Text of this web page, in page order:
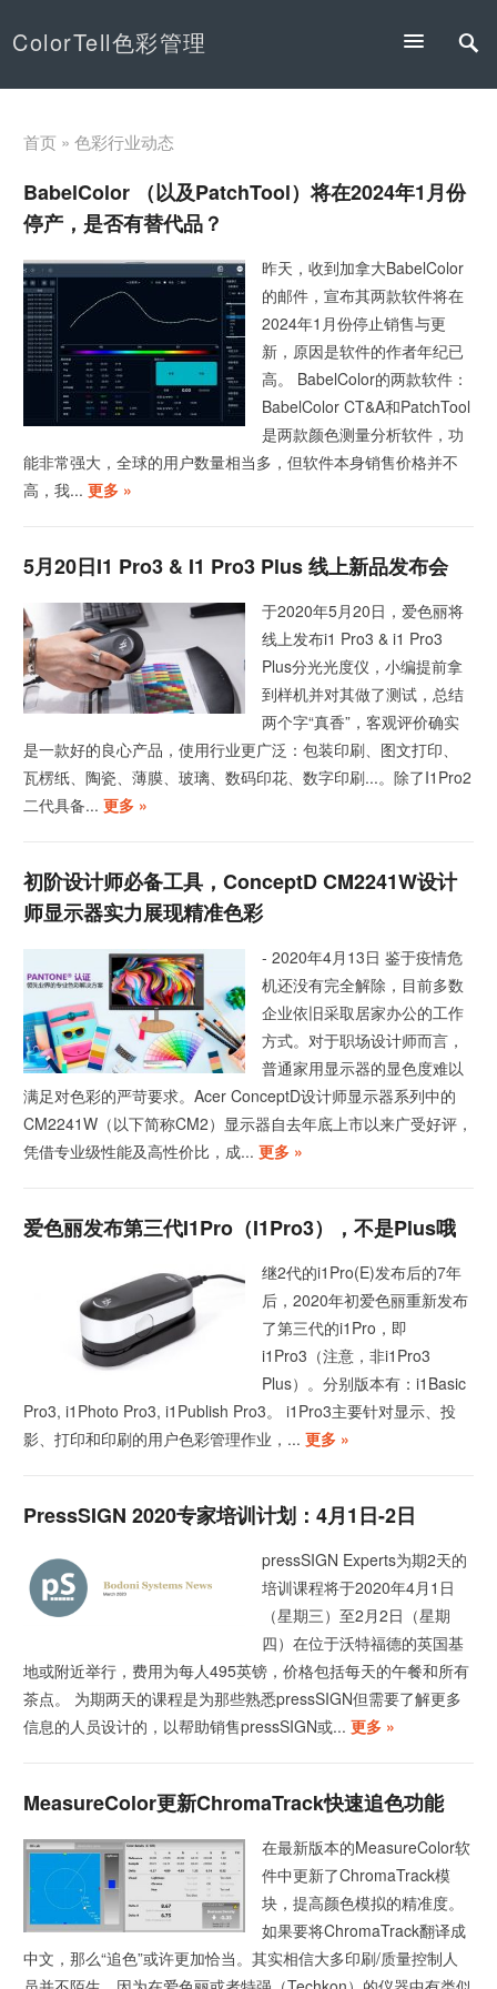
ColorTell色彩管理
首页 » 色彩行业动态
BabelColor （以及PatchTool）将在2024年1月份
停产，是否有替代品？
昨天，收到加拿大BabelColor
的邮件，宣布其两款软件将在
2024年1月份停止销售与更
新，原因是软件的作者年纪已
高。 BabelColor的两款软件：
BabelColor CT&A和PatchTool
是两款颜色测量分析软件，功
能非常强大，全球的用户数量相当多，但软件本身销售价格并不
高，我...更多 »
5月20日i1 Pro3 & I1 Pro3 Plus 线上新品发布会
于2020年5月20日，爱色丽将
线上发布i1 Pro3 & i1 Pro3
Plus分光光度仪，小编提前拿
到样机并对其做了测试，总结
两个字“真香”，客观评价确实
是一款好的良心产品，使用行业更广泛：包装印刷、图文打印、
瓦楞纸、陶瓷、薄膜、玻璃、数码印花、数字印刷...。除了I1Pro2
二代具备...更多 »
初阶设计师必备工具，ConceptD CM2241W设计
师显示器实力展现精准色彩
- 2020年4月13日 鉴于疫情危
机还没有完全解除，目前多数
企业依旧采取居家办公的工作
方式。对于职场设计师而言，
普通家用显示器的显色度难以
满足对色彩的严苛要求。Acer ConceptD设计师显示器系列中的
CM2241W（以下简称CM2）显示器自去年底上市以来广受好评，
凭借专业级性能及高性价比，成...更多 »
爱色丽发布第三代i1Pro（i1Pro3），不是Plus哦
继2代的i1Pro(E)发布后的7年
后，2020年初爱色丽重新发布
了第三代的i1Pro，即
i1Pro3（注意，非i1Pro3
Plus）。分别版本有：i1Basic
Pro3, i1Photo Pro3, i1Publish Pro3。 i1Pro3主要针对显示、投
影、打印和印刷的用户色彩管理作业，...更多 »
PressSIGN 2020专家培训计划：4月1日-2日
pressSIGN Experts为期2天的
培训课程将于2020年4月1日
（星期三）至2月2日（星期
四）在位于沃特福德的英国基
地或附近举行，费用为每人495英镑，价格包括每天的午餐和所有
茶点。 为期两天的课程是为那些熟悉pressSIGN但需要了解更多
信息的人员设计的，以帮助销售pressSIGN或...更多 »
MeasureColor更新ChromaTrack快速追色功能
在最新版本的MeasureColor软
件中更新了ChromaTrack模
块，提高颜色模拟的精准度。
如果要将ChromaTrack翻译成
中文，那么“追色”或许更加恰当。其实相信大多印刷/质量控制人